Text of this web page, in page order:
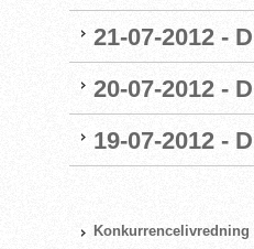
21-07-2012 -
20-07-2012 -
19-07-2012 -
Konkurrencelivredning